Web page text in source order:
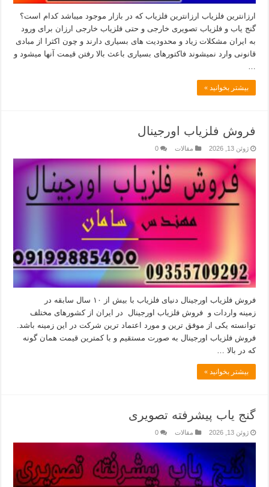
ارزانترین فلزیاب ارزانترین فلزیاب که در بازار موجود میباشد کدام است؟
گنج یاب و فلزیاب تصویری خارجی و حتی فلزیاب خارجی ارزان برای ورود
به ایران مشکلات زیاد و محدودیت های بسیاری دارند و چون اکثرا از مبادی
قانونی وارد نمیشوند فاکتورهای بسیاری باعث بالا رفتن قیمت آنها میشود و
…
بیشتر بخوانید »
فروش فلزیاب اورجینال
ژوئن 13, 2026 مقالات 0
فروش فلزیاب اورجینال دنیای فلزیاب با بیش از ۱۰ سال سابقه در
زمینه واردات و فروش فلزیاب اورجینال در ایران از کشورهای مختلف
توانسته یکی از موفق ترین و مورد اعتماد ترین شرکت در این زمینه باشد.
فروش فلزیاب اورجینال به صورت مستقیم و با کمترین قیمت همان گونه
که در بالا …
بیشتر بخوانید »
گنج یاب پیشرفته تصویری
ژوئن 13, 2026 مقالات 0